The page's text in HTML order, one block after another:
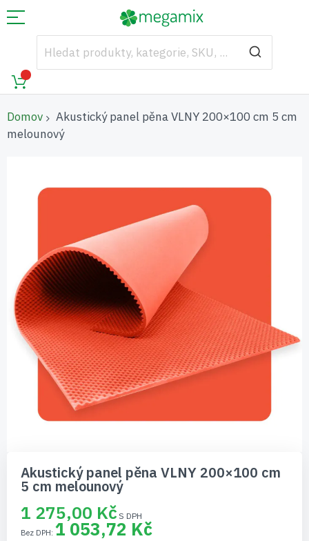
Domov
Akustický panel pěna VLNY 200×100 cm 5 cm
melounový
začátek
galerie
obrázky
Akustický panel pěna VLNY 200×100 cm
5 cm melounový
1 275,00 Kč
1 053,72 Kč